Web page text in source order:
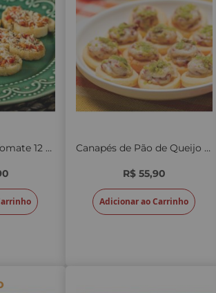
Bruschettas de Tomate 12 unid. Canapés de Pão de Queijo com Linguiça 20 unid.
R$ 55,90
Adicionar ao Carrinho